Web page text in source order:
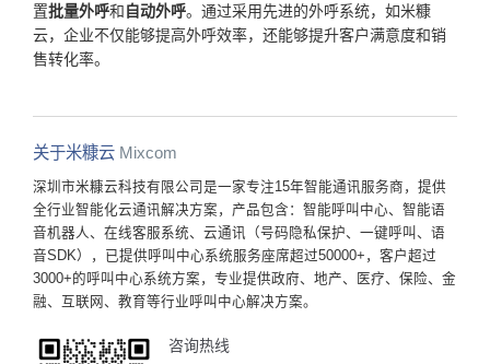
置批量外呼和自动外呼。通过采用先进的外呼系统，如米糠
云，企业不仅能够提高外呼效率，还能够提升客户满意度和销
售转化率。
关于米糠云 Mixcom
深圳市米糠云科技有限公司是一家专注15年智能通讯服务商，提供
全行业智能化云通讯解决方案，产品包含：智能呼叫中心、智能语
音机器人、在线客服系统、云通讯（号码隐私保护、一键呼叫、语
音SDK），已提供呼叫中心系统服务座席超过50000+，客户超过
3000+的呼叫中心系统方案，专业提供政府、地产、医疗、保险、金
融、互联网、教育等行业呼叫中心解决方案。
咨询热线